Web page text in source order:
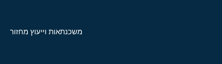
משכנתאות וייעוץ מחזור